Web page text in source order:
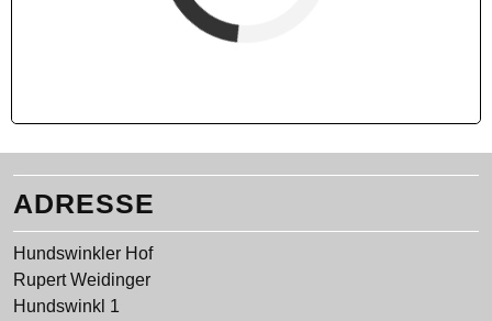
verfügbar (Anreise)
ADRESSE
Hundswinkler Hof
Rupert Weidinger
Hundswinkl 1